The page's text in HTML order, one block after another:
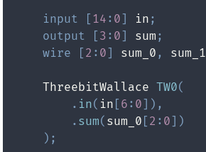
input [ 14 : 0] in ;
output
[ 3 : 0] sum ;
wire
[ 2 : 0] sum_0 , sum_1
    ThreebitWallace
TW0(
. in( in [ 6 : 0] ) ,
. sum( sum_0 [ 2 : 0] )
) ;